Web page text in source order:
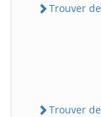
Trouver
Trouver